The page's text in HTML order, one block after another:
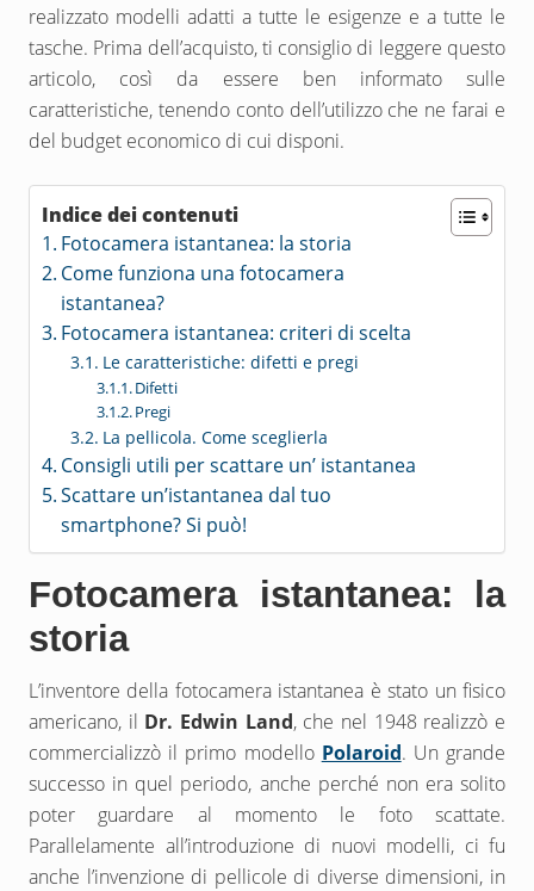
realizzato modelli adatti a tutte le esigenze e a tutte le
tasche. Prima dell’acquisto, ti consiglio di leggere questo
articolo, così da essere ben informato sulle
caratteristiche, tenendo conto dell’utilizzo che ne farai e
del budget economico di cui disponi.
Indice dei contenuti
Fotocamera istantanea: la storia
Come funziona una fotocamera
istantanea?
Fotocamera istantanea: criteri di scelta
Le caratteristiche: difetti e pregi
Difetti
Pregi
La pellicola. Come sceglierla
Consigli utili per scattare un’ istantanea
Scattare un’istantanea dal tuo
smartphone? Si può!
Fotocamera istantanea: la
storia
L’inventore della fotocamera istantanea è stato un fisico
americano, il Dr. Edwin Land, che nel 1948 realizzò e
commercializzò il primo modello Polaroid. Un grande
successo in quel periodo, anche perché non era solito
poter guardare al momento le foto scattate.
Parallelamente all’introduzione di nuovi modelli, ci fu
anche l’invenzione di pellicole di diverse dimensioni, in